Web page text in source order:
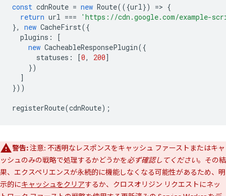
const cdnRoute = new Route(({url}) => {
return url ===
'https://cdn.google.com/example-
},
new CacheFirst({
plugins :
[
new CacheableResponsePlugin({
statuses : [0, 200]
})
]
}))
registerRoute(cdnRoute);
警告:注意: 不透明なレスポンスをキャッシュ ファーストまたはキャ
ッシュのみの戦略で処理するかどうかを必ず確認してください。その結
果、エクスペリエンスが永続的に機能しなくなる可能性があるため、明
示的にキャッシュをクリアするか、クロスオリジン リクエストにネッ